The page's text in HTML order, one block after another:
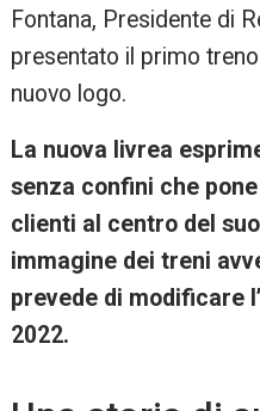
Fontana, Presidente di
presentato il primo
nuovo logo.
La nuova livrea
senza confini che
clienti al centro del
immagine dei treni
prevede di modificare
2022.